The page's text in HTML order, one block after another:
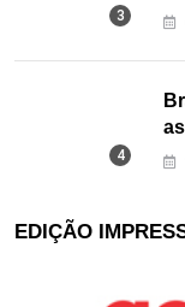
EDIÇÃO